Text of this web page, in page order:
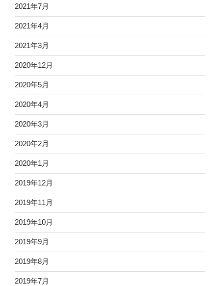
2021年7月
2021年4月
2021年3月
2020年12月
2020年5月
2020年4月
2020年3月
2020年2月
2020年1月
2019年12月
2019年11月
2019年10月
2019年9月
2019年8月
2019年7月